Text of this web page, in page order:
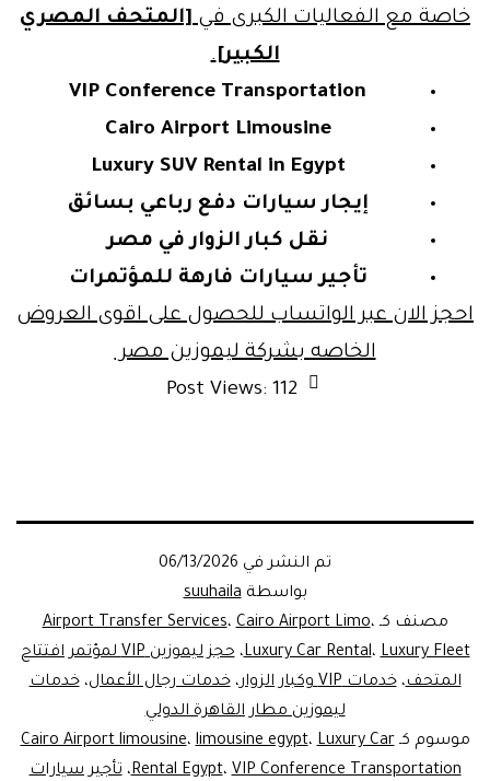
مع الفعاليات الكبرى في[المتحف المصري
الكبير].
VIP Conference Transportation
Cairo Airport Limousine
Luxury SUV Rental in Egypt
إيجار سيارات دفع رباعي بسائق
نقل كبار الزوار في مصر
تأجير سيارات فارهة للمؤتمرات
الان عبر الواتساب للحصول على اقوى العروض
الخاصه بشركة ليموزين مصر
Post Views:
112
تم النشر في 06/13/2026
بواسطةsuuhaila
مصنف كـ
Airport Transfer Services،Cairo Airport Limo،
Luxury Car Rental،Luxury ،
حجز ليموزين VIP لمؤتمر افتتاح
المتحف،خدمات VIP وكبار الزوار ،خدمات رجال الأعمال،خدمات
ليموزين مطار القاهرة الدولي
كـ
Cairo Airport limousine،limousine egypt،Luxury Car
Rental Egypt،VIP Conference Transportation ،تأجير سيارات